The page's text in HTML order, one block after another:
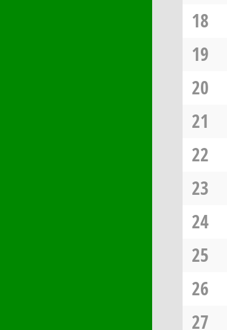
18
19
20
21
22
23
24
25
26
27